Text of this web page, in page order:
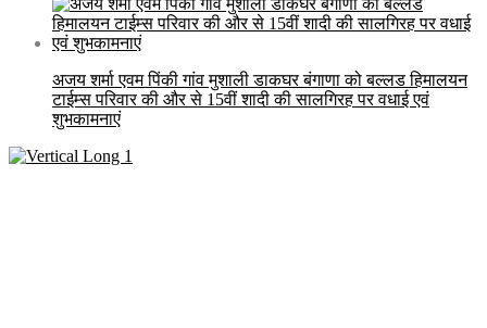
अजय शर्मा एवम पिंकी गांव मुशाली डाकघर बंगाणा को बल्लड हिमालयन
टाईम्स परिवार की और से 15वीं शादी की सालगिरह पर वधाई एवं
शुभकामनाएं